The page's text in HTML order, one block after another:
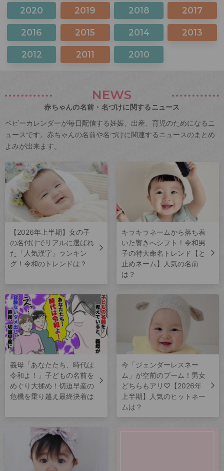
2020 2019 2018 2017
2016 2015 2014 2013
2012 2011 2010
NEWS
赤ちゃんの名前・名づけに関するニュース
ベビーカレンダーが毎日配信する妊娠、出産、育児のためになるニ
ュースです。赤ちゃんの名前や名づけに関連するニュースのまとめ
よみが出来ます。
【2026年上半期】女の子
の名付けでリアルに選ばれ
た「人気漢字」ランキン
グ！令和のトレンドは？
キラキラネームから落ち着
いた響きへシフト！令和男
子の特大命名トレンド【と
止めネーム】人気の名前
は？
義母「あなたたち、時代は
令和よ！」子どもの名前を
めぐり大揉め！切迫早産の
危機を乗り越え最終決着は
今「ジェンダーレスネー
ム」が空前のブーム！男女
どちらもアリ♡【2026年
上半期】人気のヒットネー
ムは？